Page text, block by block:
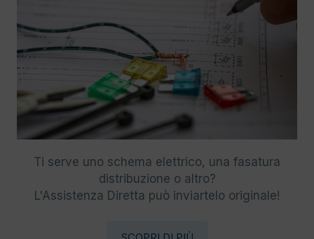
Ti serve uno schema elettrico, una fasatura
distribuzione o altro?
L'Assistenza Diretta può inviartelo originale!